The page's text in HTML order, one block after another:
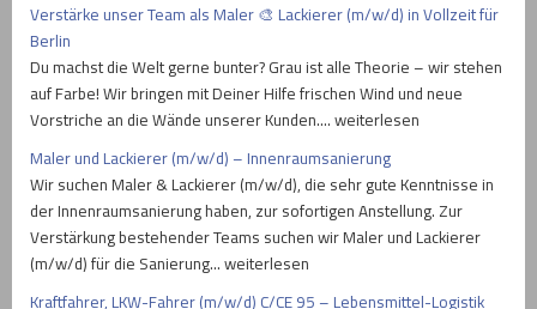
Verstärke unser Team als Maler 🎨 Lackierer (m/w/d) in Vollzeit für
Berlin
Du machst die Welt gerne bunter? Grau ist alle Theorie – wir stehen
auf Farbe! Wir bringen mit Deiner Hilfe frischen Wind und neue
Vorstriche an die Wände unserer Kunden.… weiterlesen
Maler und Lackierer (m/w/d) – Innenraumsanierung
Wir suchen Maler & Lackierer (m/w/d), die sehr gute Kenntnisse in
der Innenraumsanierung haben, zur sofortigen Anstellung. Zur
Verstärkung bestehender Teams suchen wir Maler und Lackierer
(m/w/d) für die Sanierung… weiterlesen
Kraftfahrer, LKW-Fahrer (m/w/d) C/CE 95 – Lebensmittel-Logistik